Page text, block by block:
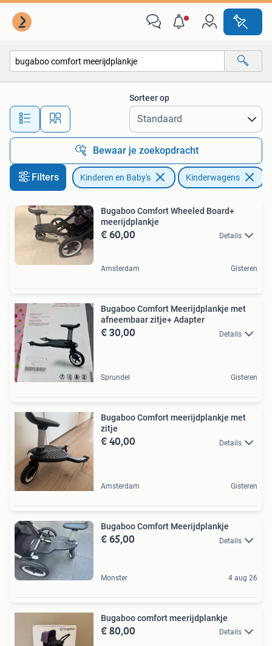
Alle afstanden…
Sorteer op
Bewaar je zoekopdracht
Filters Kinderen en Baby's Kinderwagens
Bugaboo Comfort Wheeled Board+
meerijdplankje
€ 60,00 Details
Amsterdam Gisteren
Bugaboo Comfort Meerijdplankje met
afneembaar zitje+ Adapter
€ 30,00 Details
Sprundel Gisteren
Bugaboo Comfort meerijdplankje met
zitje
€ 40,00 Details
Amsterdam Gisteren
Bugaboo Comfort Meerijdplankje
€ 65,00 Details
Monster 4 aug 26
Bugaboo comfort meerijdplankje
€ 80,00 Details